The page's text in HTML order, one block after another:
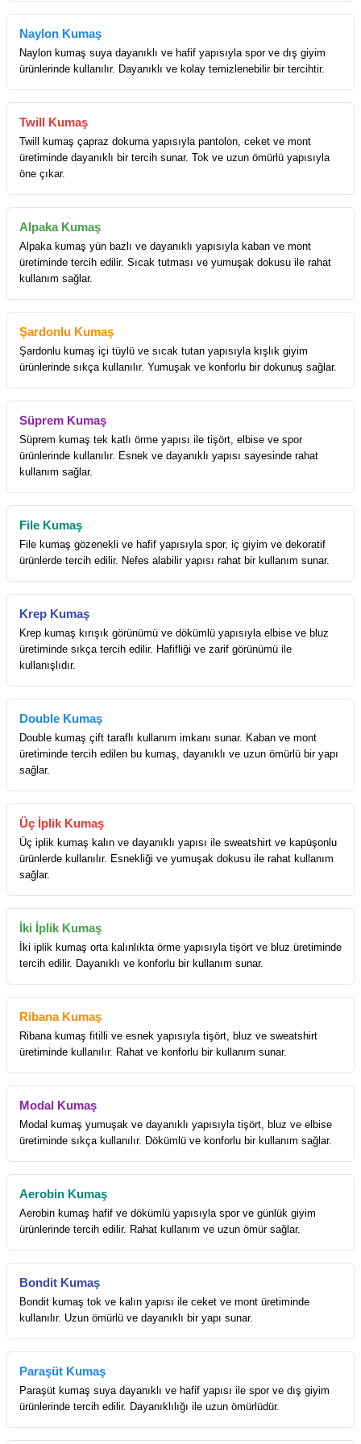
Naylon Kumaş
Naylon kumaş suya dayanıklı ve hafif yapısıyla spor ve dış giyim
ürünlerinde kullanılır. Dayanıklı ve kolay temizlenebilir bir tercihtir.
Twill Kumaş
Twill kumaş çapraz dokuma yapısıyla pantolon, ceket ve mont
üretiminde dayanıklı bir tercih sunar. Tok ve uzun ömürlü yapısıyla
öne çıkar.
Alpaka Kumaş
Alpaka kumaş yün bazlı ve dayanıklı yapısıyla kaban ve mont
üretiminde tercih edilir. Sıcak tutması ve yumuşak dokusu ile rahat
kullanım sağlar.
Şardonlu Kumaş
Şardonlu kumaş içi tüylü ve sıcak tutan yapısıyla kışlık giyim
ürünlerinde sıkça kullanılır. Yumuşak ve konforlu bir dokunuş sağlar.
Süprem Kumaş
Süprem kumaş tek katlı örme yapısı ile tişört, elbise ve spor
ürünlerinde kullanılır. Esnek ve dayanıklı yapısı sayesinde rahat
kullanım sağlar.
File Kumaş
File kumaş gözenekli ve hafif yapısıyla spor, iç giyim ve dekoratif
ürünlerde tercih edilir. Nefes alabilir yapısı rahat bir kullanım sunar.
Krep Kumaş
Krep kumaş kırışık görünümü ve dökümlü yapısıyla elbise ve bluz
üretiminde sıkça tercih edilir. Hafifliği ve zarif görünümü ile
kullanışlıdır.
Double Kumaş
Double kumaş çift taraflı kullanım imkanı sunar. Kaban ve mont
üretiminde tercih edilen bu kumaş, dayanıklı ve uzun ömürlü bir yapı
sağlar.
Üç İplik Kumaş
Üç iplik kumaş kalın ve dayanıklı yapısı ile sweatshirt ve kapüşonlu
ürünlerde kullanılır. Esnekliği ve yumuşak dokusu ile rahat kullanım
sağlar.
İki İplik Kumaş
İki iplik kumaş orta kalınlıkta örme yapısıyla tişört ve bluz üretiminde
tercih edilir. Dayanıklı ve konforlu bir kullanım sunar.
Ribana Kumaş
Ribana kumaş fitilli ve esnek yapısıyla tişört, bluz ve sweatshirt
üretiminde kullanılır. Rahat ve konforlu bir kullanım sunar.
Modal Kumaş
Modal kumaş yumuşak ve dayanıklı yapısıyla tişört, bluz ve elbise
üretiminde sıkça kullanılır. Dökümlü ve konforlu bir kullanım sağlar.
Aerobin Kumaş
Aerobin kumaş hafif ve dökümlü yapısıyla spor ve günlük giyim
ürünlerinde tercih edilir. Rahat kullanım ve uzun ömür sağlar.
Bondit Kumaş
Bondit kumaş tok ve kalın yapısı ile ceket ve mont üretiminde
kullanılır. Uzun ömürlü ve dayanıklı bir yapı sunar.
Paraşüt Kumaş
Paraşüt kumaş suya dayanıklı ve hafif yapısı ile spor ve dış giyim
ürünlerinde tercih edilir. Dayanıklılığı ile uzun ömürlüdür.